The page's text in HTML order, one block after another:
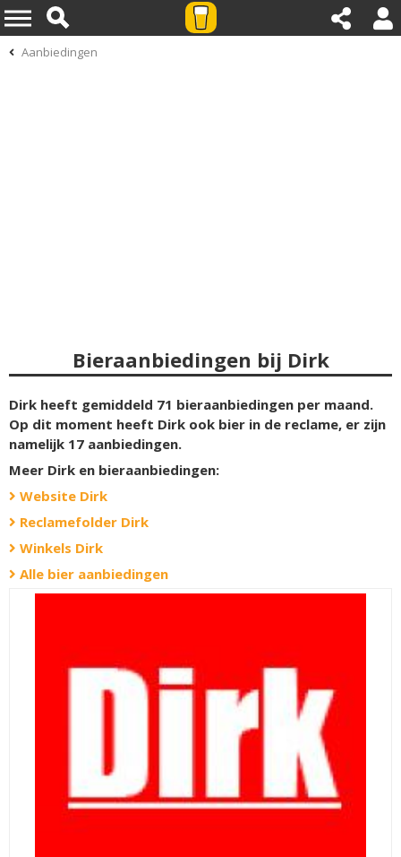
Aanbiedingen
Bieraanbiedingen bij Dirk
Dirk heeft gemiddeld 71 bieraanbiedingen per maand.
Op dit moment heeft Dirk ook bier in de reclame, er zijn
namelijk 17 aanbiedingen.
Meer Dirk en bieraanbiedingen:
Website Dirk
Reclamefolder Dirk
Winkels Dirk
Alle bier aanbiedingen